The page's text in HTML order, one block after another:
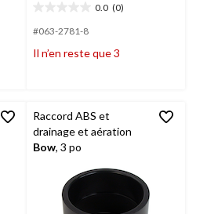
0.0 (0)
étoile(s)
5.
#063-2781-8
Il n’en reste que 3
Raccord ABS et
drainage et aération
Bow, 3 po